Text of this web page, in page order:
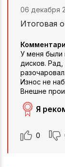
06 декабря
Итоговая
У меня были
дисков.
Износ не
Внешне
Я
0